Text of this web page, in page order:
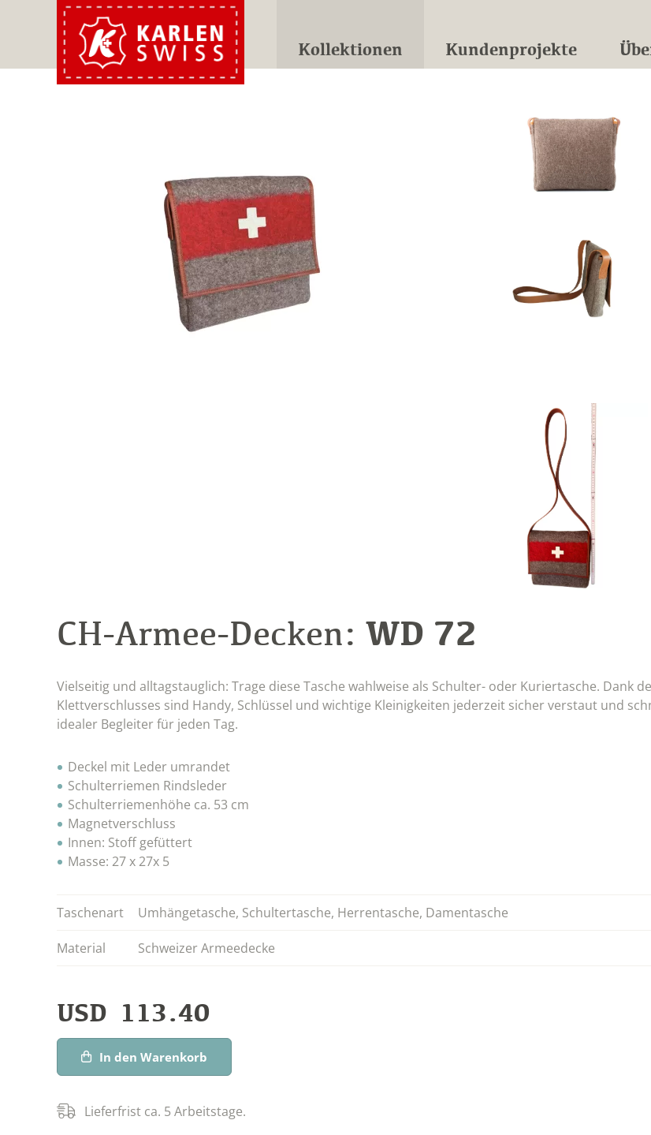
Kollektionen Kundenprojekte
CH-Armee-Decken: WD 72
Vielseitig und alltagstauglich: Trage diese Tasche wahlweise als Schulter- oder Kuriertasche. Dank
Klettverschlusses sind Handy, Schlüssel und wichtige Kleinigkeiten jederzeit sicher verstaut und
idealer Begleiter für jeden Tag.
Deckel mit Leder umrandet
Schulterriemen Rindsleder
Schulterriemenhöhe ca. 53 cm
Magnetverschluss
Innen: Stoff gefüttert
Masse: 27 x 27x 5
Taschenart Umhängetasche, Schultertasche, Herrentasche, Damentasche
Material Schweizer Armeedecke
USD 113.40
In den Warenkorb
Lieferfrist ca. 5 Arbeitstage.